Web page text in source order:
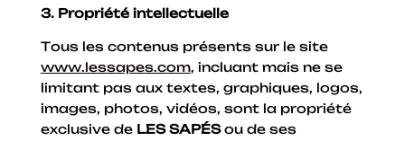
3. Propriété intellectuelle
Tous les contenus présents sur le site
www.lessapes.com, incluant mais ne se
limitant pas aux textes, graphiques, logos,
images, photos, vidéos, sont la propriété
exclusive de LES SAPÉSou de ses